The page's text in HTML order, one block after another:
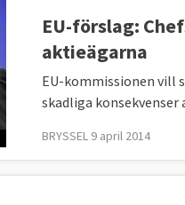
EU-förslag:
aktieägarna
EU-kommissionen vill
skadliga
BRYSSEL 9 april 2014